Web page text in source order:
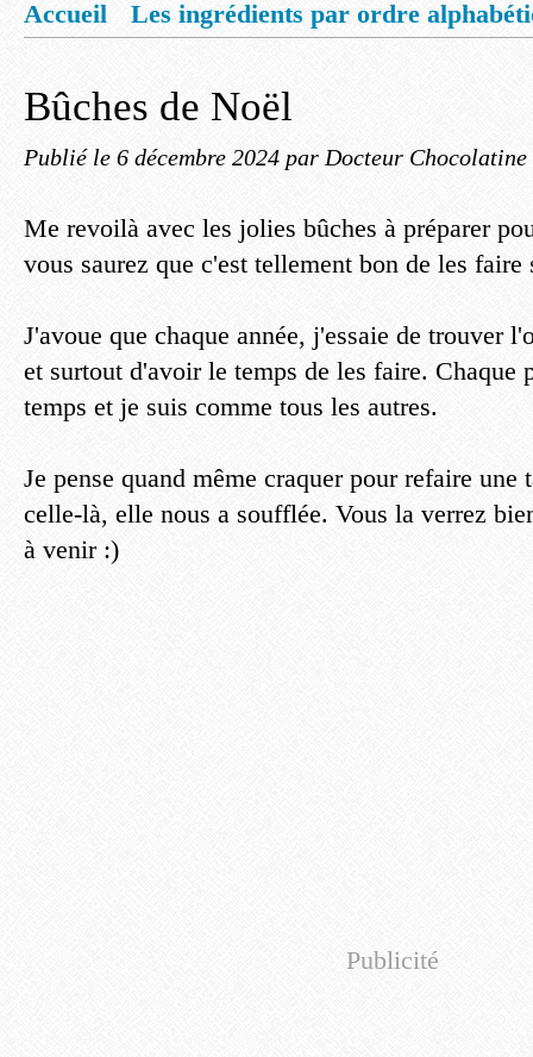
Accueil
Les ingrédients par ordre
Bûches de Noël
Publié le 6 décembre 2024 par Docteur Chocolatine
Me revoilà avec les jolies bûches à préparer
vous saurez que c'est tellement bon de les faire
J'avoue que chaque année, j'essaie de trouver
et surtout d'avoir le temps de les faire. Chaque
temps et je suis comme tous les autres.
Je pense quand même craquer pour refaire une
celle-là, elle nous a soufflée. Vous la verrez
à venir :)
Publicité